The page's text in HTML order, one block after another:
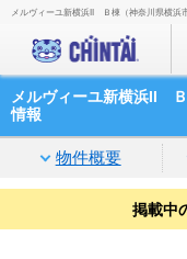
メルヴィーユ新横浜II Ｂ棟（神奈川県横浜
メルヴィーユ新横浜II
情報
物件概要
掲載中